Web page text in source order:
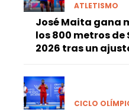
ATLETISMO
José Maita gana
los 800 metros
2026 tras un
CICLO